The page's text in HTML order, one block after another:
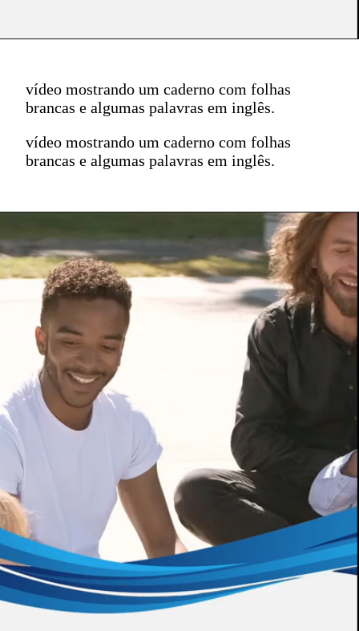
vídeo mostrando um caderno com folhas
brancas e algumas palavras em inglês.
vídeo mostrando um caderno com folhas
brancas e algumas palavras em inglês.